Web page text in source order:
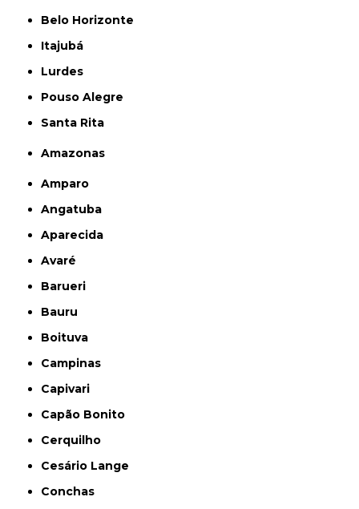
Belo Horizonte
Itajubá
Lurdes
Pouso Alegre
Santa Rita
Amazonas
Amparo
Angatuba
Aparecida
Avaré
Barueri
Bauru
Boituva
Campinas
Capivari
Capão Bonito
Cerquilho
Cesário Lange
Conchas